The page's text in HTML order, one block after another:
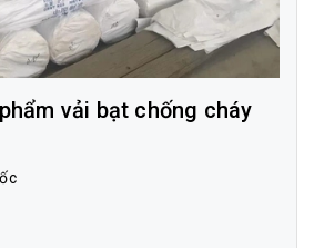
vải bạt chống cháy